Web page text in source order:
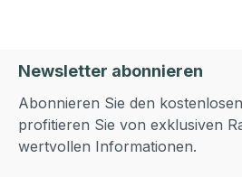
Newsletter abonnieren
Abonnieren Sie den
profitieren Sie von exklusiven
wertvollen Informationen.